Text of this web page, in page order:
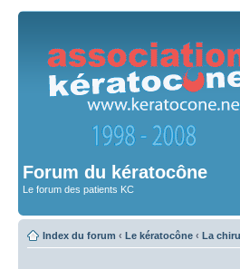
Forum du kératocône
Le forum des patients KC
Index du forum ‹ Le kératocône ‹ La